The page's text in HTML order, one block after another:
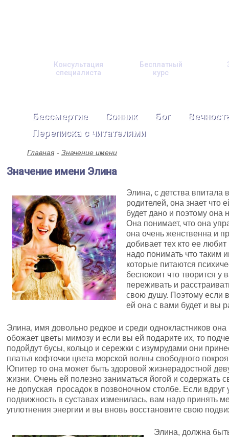
Консультация
специалиста
Бесплатный
курс
Бессмертие Сонник Бог
Переписка с читателями
Главная Значение имени
Значение имени Элина
Элина, с детства
родителей, она знает что
будет дано и поэтому она
Она понимает, что она
она очень женственна и
добивает тех кто ее
надо понимать что
которые питаются
беспокоит что творится
переживать и
свою душу. Поэтому если
ей она с вами будет и вы
Элина, имя довольно редкое и среди однокластников
обожает цветы мимозу и если вы ей подарите их, то
подойдут бусы, кольцо и сережки с изумрудами они
платья кофточки цвета морской волны свободного
Юпитер то она может быть здоровой жизнерадостной
жизни. Очень ей полезно заниматься йогой и содержать
не допуская просадок в позвоночном столбе. Если вдруг
подвижность в суставах изменилась, вам надо принять
уплотнения энергии и вы вновь восстановите свою
Элина, должна